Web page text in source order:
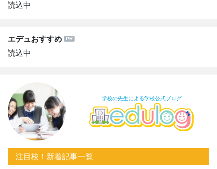
読込中
エデュおすすめ
読込中
学校の先生による学校公式ブログ
注目校！新着記事一覧